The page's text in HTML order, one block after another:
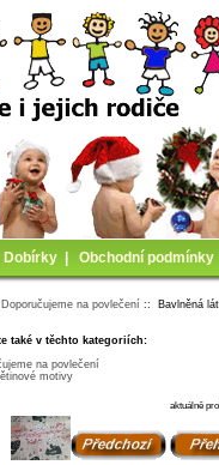
Dobírky Obchodní podmínky
Doporučujeme na povlečení :: Bavlněná
také v těchto kategoriích:
na povlečení
motivy
aktuálně